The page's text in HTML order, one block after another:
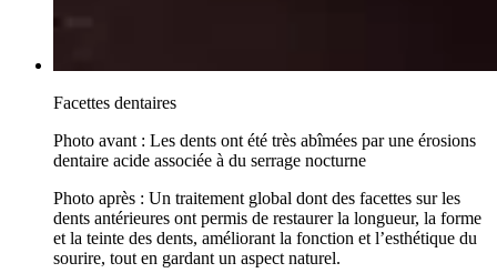
Facettes dentaires
Photo avant : Les dents ont été très abîmées par une érosions
dentaire acide associée à du serrage nocturne
Photo après : Un traitement global dont des facettes sur les
dents antérieures ont permis de restaurer la longueur, la forme
et la teinte des dents, améliorant la fonction et l’esthétique du
sourire, tout en gardant un aspect naturel.